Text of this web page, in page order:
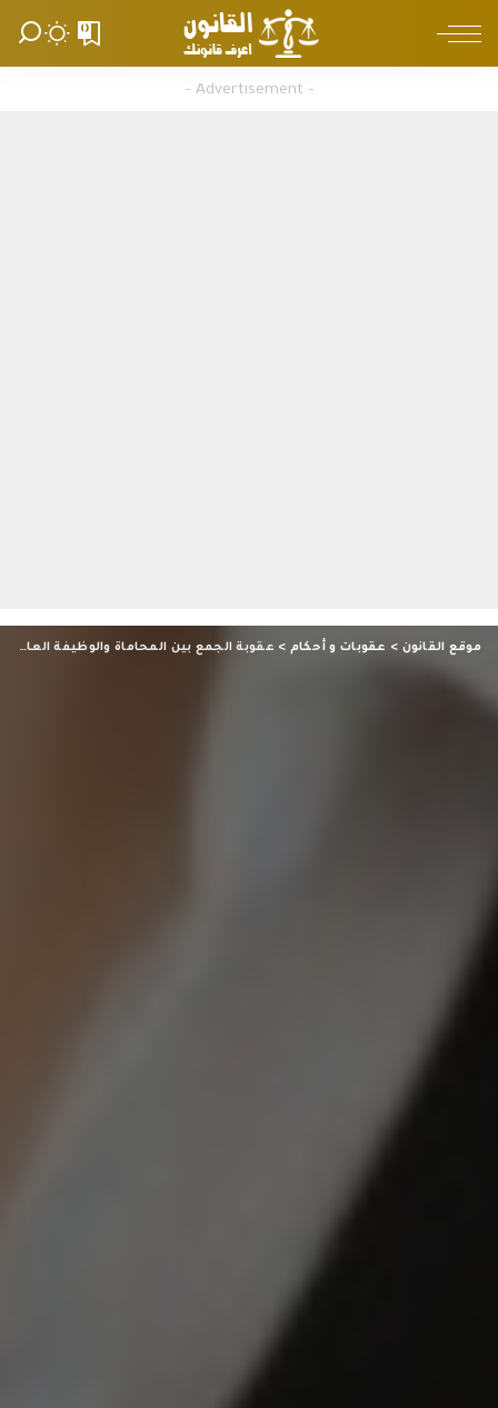
0
– Advertisement –
موقع القانون > عقوبات و أحكام > عقوبة الجمع بين المحاماة والوظيفة العامة